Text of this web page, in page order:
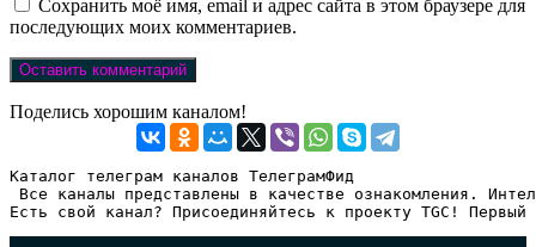
Сохранить моё имя, email и адрес сайта в этом браузере для
последующих моих комментариев.
Поделись хорошим каналом!
Каталог телеграм каналов ТелеграмФид
Все каналы представлены в качестве ознакомления.
Есть свой канал? Присоединяйтесь к проекту TGC!